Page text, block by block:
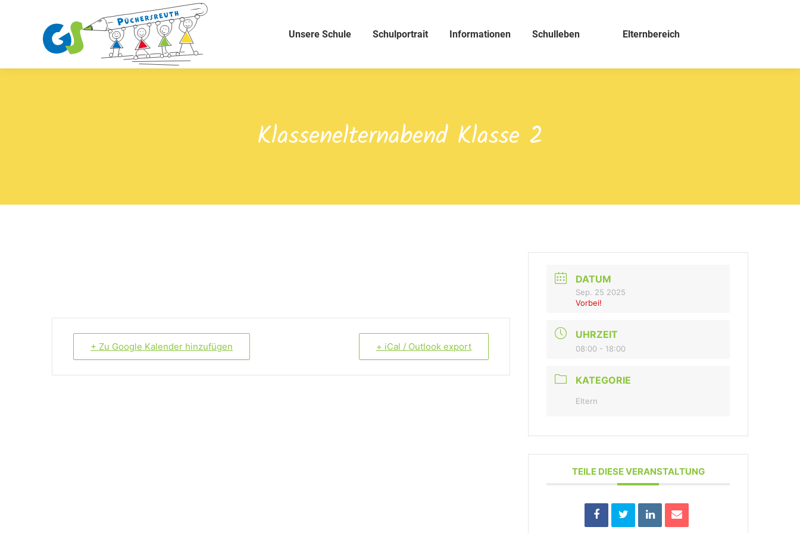
Unsere Schule Schulportrait Informationen Schulleben Elternbereich
Klassenelternabend Klasse 2
+ Zu Google Kalender hinzufügen + iCal / Outlook export
DATUM
Sep. 25 2025
Vorbei!
UHRZEIT
08:00 - 18:00
KATEGORIE
Eltern
TEILE DIESE VERANSTALTUNG